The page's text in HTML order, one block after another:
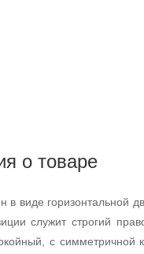
о товаре
в виде горизонтальной
служит строгий
с симметричной